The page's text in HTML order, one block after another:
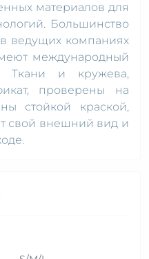
материалов для
Большинство
в ведущих компаниях
международный
Ткани и кружева,
проверены на
стойкой краской,
свой внешний вид и